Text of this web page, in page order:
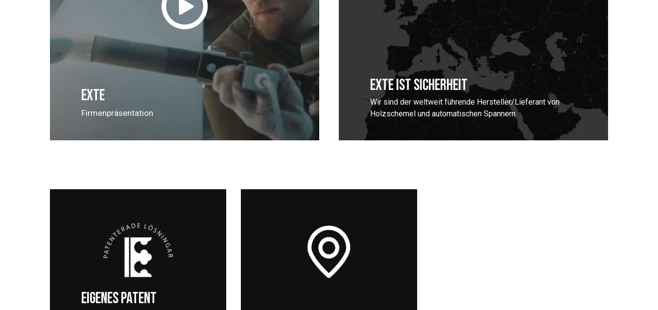
EXTE
Firmenpräsentation
EXTE IST SICHERHEIT
Wir sind der weltweit führende Hersteller/Lieferant von
Holzschemel und automatischen Spannern
EIGENES PATENT